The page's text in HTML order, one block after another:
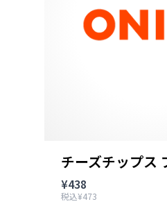
チーズチップス
¥438
税込¥473